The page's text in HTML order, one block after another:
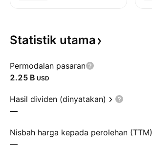
Statistik utama
Permodalan pasaran
‪2.25 B‬ USD
Hasil dividen (dinyatakan)
—
Nisbah harga kepada perolehan (TTM)
—